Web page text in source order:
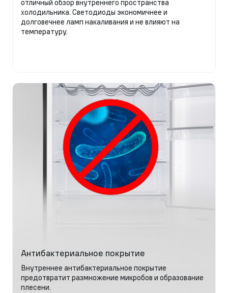
отличный обзор внутреннего пространства
холодильника. Светодиоды экономичнее и
долговечнее ламп накаливания и не влияют на
температуру.
Антибактериальное покрытие
Внутреннее антибактериальное покрытие
предотвратит размножение микробов и образование
плесени.